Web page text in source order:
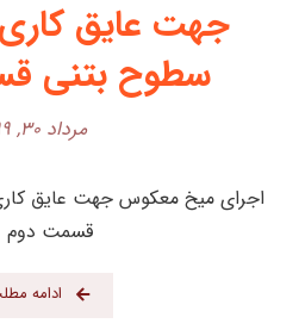
جهت عایق
سطوح بتنی
مرداد ۳۰, ۱۳۹۹
اجرای میخ معکوس جهت عایق
قسمت دوم
ادامه